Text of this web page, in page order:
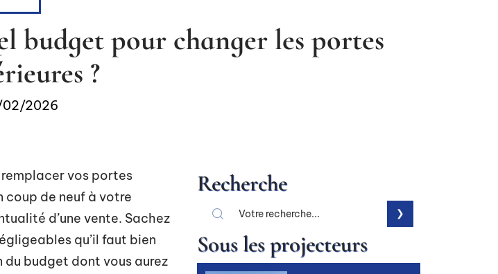
budget pour changer les portes
?
2026
vos portes
coup de neuf à votre
d’une vente. Sachez
qu’il faut bien
budget dont vous aurez
Recherche
Sous les projecteurs